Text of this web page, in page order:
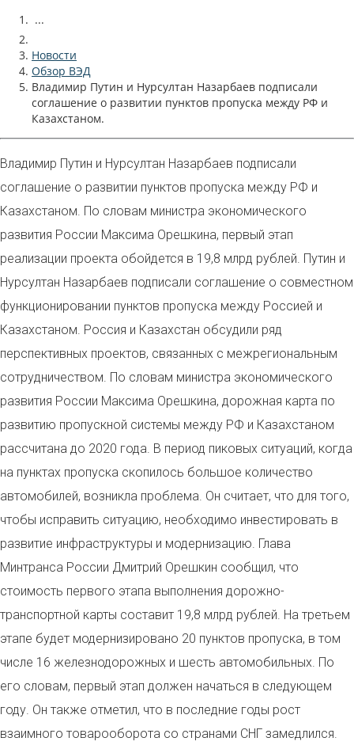
...
Новости
Обзор ВЭД
Владимир Путин и Нурсултан Назарбаев подписали
соглашение о развитии пунктов пропуска между РФ и
Казахстаном.
Владимир Путин и Нурсултан Назарбаев подписали
соглашение о развитии пунктов пропуска между РФ и
Казахстаном. По словам министра экономического
развития России Максима Орешкина, первый этап
реализации проекта обойдется в 19,8 млрд рублей. Путин и
Нурсултан Назарбаев подписали соглашение о совместном
функционировании пунктов пропуска между Россией и
Казахстаном. Россия и Казахстан обсудили ряд
перспективных проектов, связанных с межрегиональным
сотрудничеством. По словам министра экономического
развития России Максима Орешкина, дорожная карта по
развитию пропускной системы между РФ и Казахстаном
рассчитана до 2020 года. В период пиковых ситуаций, когда
на пунктах пропуска скопилось большое количество
автомобилей, возникла проблема. Он считает, что для того,
чтобы исправить ситуацию, необходимо инвестировать в
развитие инфраструктуры и модернизацию. Глава
Минтранса России Дмитрий Орешкин сообщил, что
стоимость первого этапа выполнения дорожно-
транспортной карты составит 19,8 млрд рублей. На третьем
этапе будет модернизировано 20 пунктов пропуска, в том
числе 16 железнодорожных и шесть автомобильных. По
его словам, первый этап должен начаться в следующем
году. Он также отметил, что в последние годы рост
взаимного товарооборота со странами СНГ замедлился.